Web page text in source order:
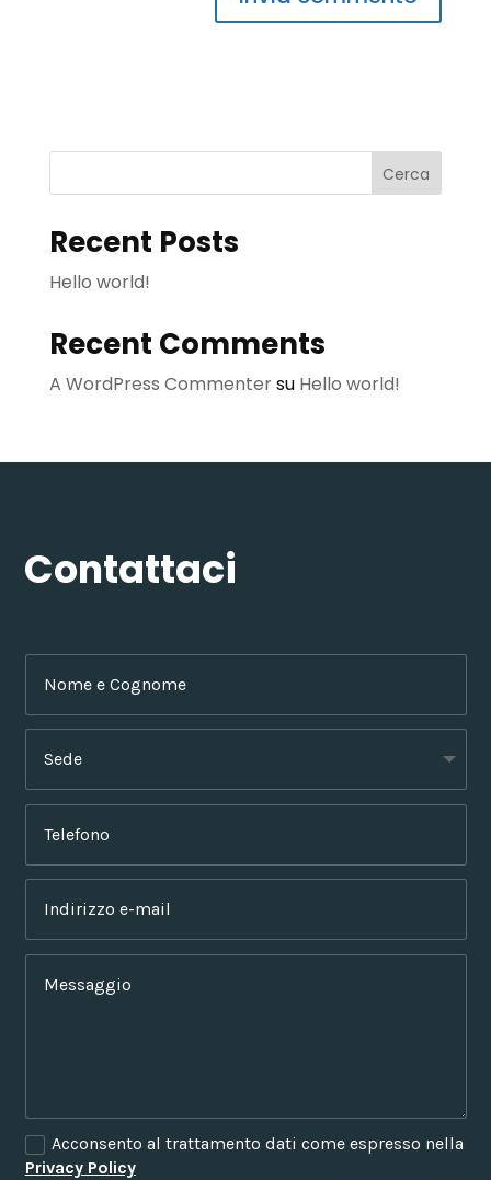
r
t
i
e
Cerca
Recent Posts
Hello world!
Recent Comments
A WordPress Commentersu Hello world!
Contattaci
Acconsento al trattamento dati come espresso nella
Privacy Policy